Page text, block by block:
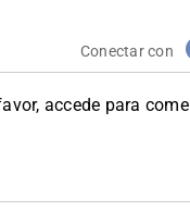
Conectar con
accede para